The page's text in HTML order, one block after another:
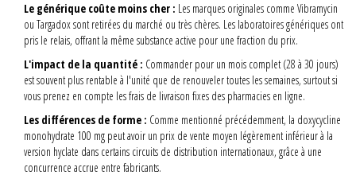
Le générique coûte moins cher : Les marques originales comme Vibramycin
ou Targadox sont retirées du marché ou très chères. Les laboratoires génériques ont
pris le relais, offrant la même substance active pour une fraction du prix.
L'impact de la quantité : Commander pour un mois complet (28 à 30 jours)
est souvent plus rentable à l'unité que de renouveler toutes les semaines, surtout si
vous prenez en compte les frais de livraison fixes des pharmacies en ligne.
Les différences de forme : Comme mentionné précédemment, la doxycycline
monohydrate 100 mg peut avoir un prix de vente moyen légèrement inférieur à la
version hyclate dans certains circuits de distribution internationaux, grâce à une
concurrence accrue entre fabricants.